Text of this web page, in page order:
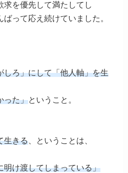
求を優先して満たしてし
って応え続けていました。
しろ」にして「他人軸」を生
った」ということ。
生きる 、ということは、
明け渡してしまっている」